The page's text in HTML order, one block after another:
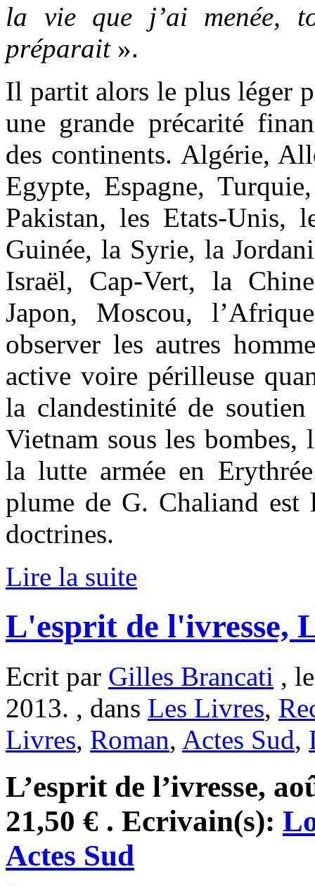
la vie que j’ai menée,
préparait».
Il partit alors le plus léger
une grande précarité
des continents. Algérie,
Egypte, Espagne,
Pakistan, les Etats-Unis,
Guinée, la Syrie, la
Israël, Cap-Vert, la
Japon, Moscou,
observer les autres
active voire périlleuse
la clandestinité de
Vietnam sous les
la lutte armée en
plume de G. Chaliand est
doctrines.
Lire la suite
L'esprit de l'ivresse,
Ecrit par Gilles Brancati ,
2013. , dans Les Livres,
Livres, Roman, Actes Sud,
L’esprit de l’ivresse,
21,50 € . Ecrivain(s):
Actes Sud